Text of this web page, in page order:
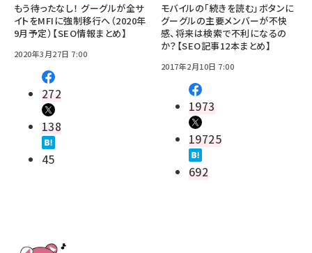
もう待ったなし！ グーグルが全サ
イトをMFIに強制移行へ（2020年
9月予定）【SEO情報まとめ】
2020年3月27日 7:00
272
138
45
モバイルの「続きを読む」ボタンに
グーグルの主要メンバーが不快
感、将来は検索で不利になるの
か？【SEO記事12本まとめ】
2017年2月10日 7:00
1973
19725
692